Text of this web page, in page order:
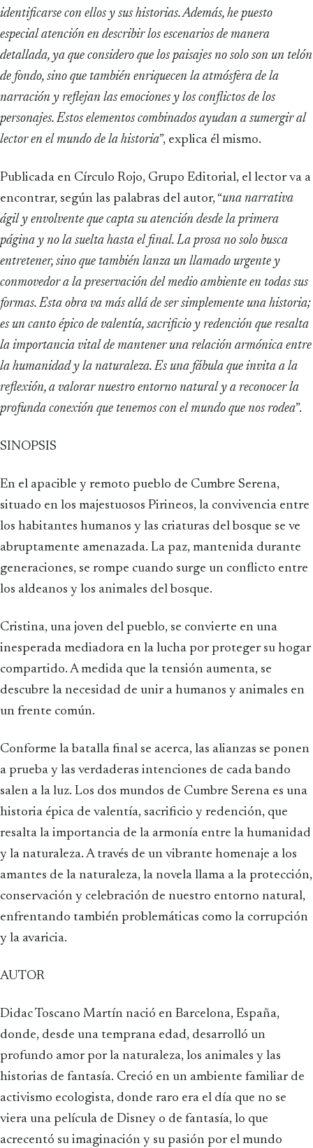
identificarse con ellos y sus historias. Además, he puesto
especial atención en describir los escenarios de manera
detallada, ya que considero que los paisajes no solo son un telón
de fondo, sino que también enriquecen la atmósfera de la
narración y reflejan las emociones y los conflictos de los
personajes. Estos elementos combinados ayudan a sumergir al
lector en el mundo de la historia”, explica él mismo.
Publicada en Círculo Rojo, Grupo Editorial, el lector va a
encontrar, según las palabras del autor, “una narrativa
ágil y envolvente que capta su atención desde la primera
página y no la suelta hasta el final. La prosa no solo busca
entretener, sino que también lanza un llamado urgente y
conmovedor a la preservación del medio ambiente en todas sus
formas. Esta obra va más allá de ser simplemente una historia;
es un canto épico de valentía, sacrificio y redención que resalta
la importancia vital de mantener una relación armónica entre
la humanidad y la naturaleza. Es una fábula que invita a la
reflexión, a valorar nuestro entorno natural y a reconocer la
profunda conexión que tenemos con el mundo que nos rodea”.
SINOPSIS
En el apacible y remoto pueblo de Cumbre Serena,
situado en los majestuosos Pirineos, la convivencia entre
los habitantes humanos y las criaturas del bosque se ve
abruptamente amenazada. La paz, mantenida durante
generaciones, se rompe cuando surge un conflicto entre
los aldeanos y los animales del bosque.
Cristina, una joven del pueblo, se convierte en una
inesperada mediadora en la lucha por proteger su hogar
compartido. A medida que la tensión aumenta, se
descubre la necesidad de unir a humanos y animales en
un frente común.
Conforme la batalla final se acerca, las alianzas se ponen
a prueba y las verdaderas intenciones de cada bando
salen a la luz. Los dos mundos de Cumbre Serena es una
historia épica de valentía, sacrificio y redención, que
resalta la importancia de la armonía entre la humanidad
y la naturaleza. A través de un vibrante homenaje a los
amantes de la naturaleza, la novela llama a la protección,
conservación y celebración de nuestro entorno natural,
enfrentando también problemáticas como la corrupción
y la avaricia.
AUTOR
Didac Toscano Martín nació en Barcelona, España,
donde, desde una temprana edad, desarrolló un
profundo amor por la naturaleza, los animales y las
historias de fantasía. Creció en un ambiente familiar de
activismo ecologista, donde raro era el día que no se
viera una película de Disney o de fantasía, lo que
acrecentó su imaginación y su pasión por el mundo